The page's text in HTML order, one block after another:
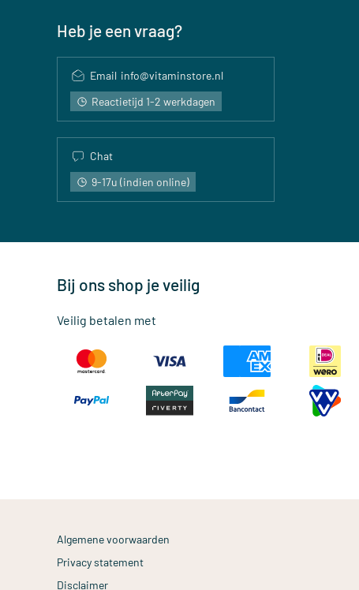
Heb je een vraag?
Email info@vitaminstore.nl
Reactietijd 1-2 werkdagen
Chat
9-17u (indien online)
Bij ons shop je veilig
Veilig betalen met
Algemene voorwaarden
Privacy statement
Disclaimer